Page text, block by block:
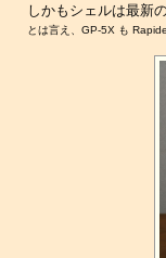
しかもシェルは最新
とは言え、GP-5X も